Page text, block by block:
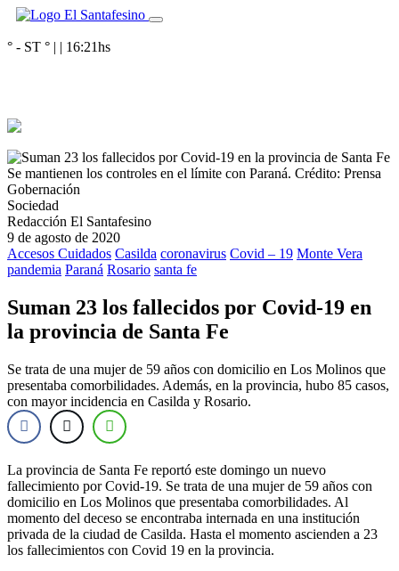
° - ST ° | | 16:21hs
Se mantienen los controles en el límite con Paraná. Crédito: Prensa
Gobernación
Sociedad
Redacción El Santafesino
9 de agosto de 2020
Accesos Cuidados Casilda coronavirus Covid – 19 Monte Vera
pandemia Paraná Rosario santa fe
Suman 23 los fallecidos por Covid-19 en
la provincia de Santa Fe
Se trata de una mujer de 59 años con domicilio en Los Molinos que
presentaba comorbilidades. Además, en la provincia, hubo 85 casos,
con mayor incidencia en Casilda y Rosario.
La provincia de Santa Fe reportó este domingo un nuevo
fallecimiento por Covid-19. Se trata de una mujer de 59 años con
domicilio en Los Molinos que presentaba comorbilidades. Al
momento del deceso se encontraba internada en una institución
privada de la ciudad de Casilda. Hasta el momento ascienden a 23
los fallecimientos con Covid 19 en la provincia.